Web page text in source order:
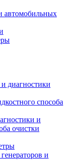
автомобильных
диагностики
способа
и
очистки
и